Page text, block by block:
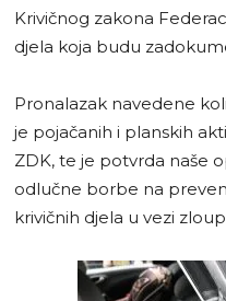
Krivičnog zakona
djela koja budu
Pronalazak navedene
je pojačanih i planskih
ZDK, te je potvrda naše
odlučne borbe na
krivičnih djela u vezi